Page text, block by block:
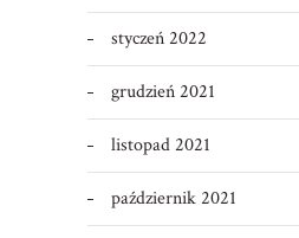
styczeń 2022
grudzień 2021
listopad 2021
październik 2021